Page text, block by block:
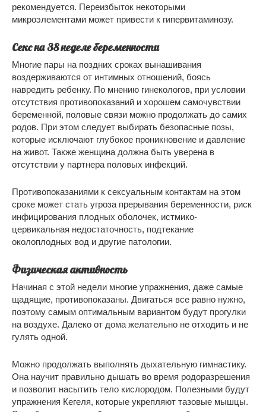
рекомендуется. Переизбыток некоторыми
микроэлементами может привести к гипервитаминозу.
Секс на 38 неделе беременности
Многие пары на поздних сроках вынашивания
воздерживаются от интимных отношений, боясь
навредить ребенку. По мнению гинекологов, при условии
отсутствия противопоказаний и хорошем самочувствии
беременной, половые связи можно продолжать до самих
родов. При этом следует выбирать безопасные позы,
которые исключают глубокое проникновение и давление
на живот. Также женщина должна быть уверена в
отсутствии у партнера половых инфекций.
Противопоказаниями к сексуальным контактам на этом
сроке может стать угроза прерывания беременности, риск
инфицирования плодных оболочек, истмико-
цервикальная недостаточность, подтекание
околоплодных вод и другие патологии.
Физическая активность
Начиная с этой недели многие упражнения, даже самые
щадящие, противопоказаны. Двигаться все равно нужно,
поэтому самым оптимальным вариантом будут прогулки
на воздухе. Далеко от дома желательно не отходить и не
гулять одной.
Можно продолжать выполнять дыхательную гимнастику.
Она научит правильно дышать во время родоразрешения
и позволит насытить тело кислородом. Полезными будут
упражнения Кегеля, которые укрепляют тазовые мышцы.